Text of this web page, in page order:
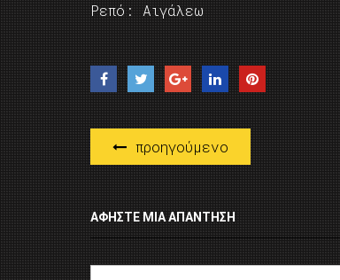
Ρεπό: Αιγάλεω
προηγούμενο
ΑΦΉΣΤΕ ΜΙΑ ΑΠΆΝΤΗΣΗ